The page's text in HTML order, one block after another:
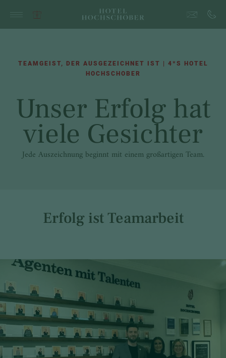
TEAMGEIST, DER AUSGEZEICHNET IST | 4*S HOTEL
HOCHSCHOBER
Unser Erfolg hat
viele Gesichter
Jede Auszeichnung beginnt mit einem großartigen Team.
Erfolg ist Teamarbeit